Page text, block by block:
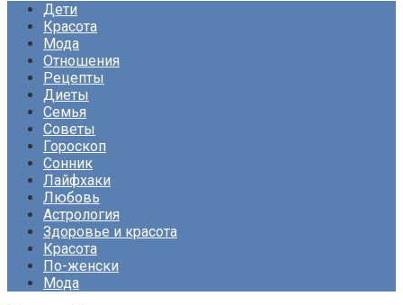
Дети
Красота
Мода
Отношения
Рецепты
Диеты
Семья
Советы
Гороскоп
Сонник
Лайфхаки
Любовь
Астрология
Здоровье и красота
Красота
По-женски
Мода